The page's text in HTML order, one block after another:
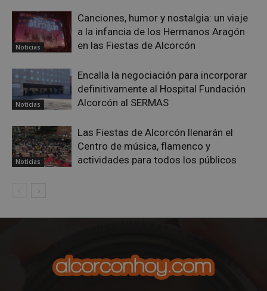
Noticias
Canciones, humor y nostalgia: un viaje
a la infancia de los Hermanos Aragón
en las Fiestas de Alcorcón
Noticias
Encalla la negociación para incorporar
definitivamente al Hospital Fundación
Alcorcón al SERMAS
Noticias
Las Fiestas de Alcorcón llenarán el
Centro de música, flamenco y
actividades para todos los públicos
AWSALBCORS
Amazon.com
Inc.
1 semana
Google
Privacy Policy